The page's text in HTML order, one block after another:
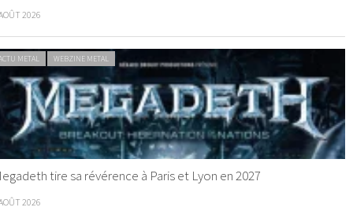
2026
METAL WEBZINE METAL
tire sa révérence à Paris et Lyon en 2027
2026